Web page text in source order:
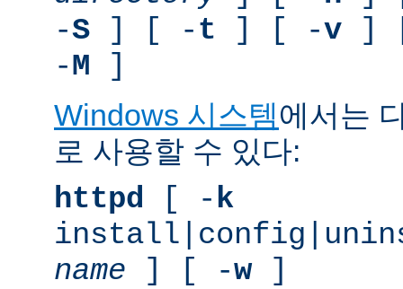
-S ] [ -t ] [ -v ]
-M ]
Windows 시스템에서는
로 사용할 수 있다:
httpd [ -k
name ] [ -w]